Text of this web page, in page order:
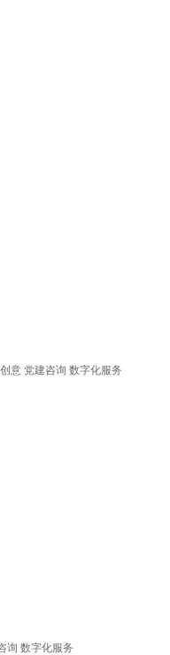
意 党建咨询 数字化服务
询 数字化服务